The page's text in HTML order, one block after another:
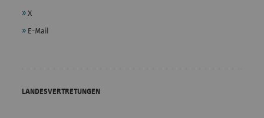
X
E-Mail
LANDESVERTRETUNGEN